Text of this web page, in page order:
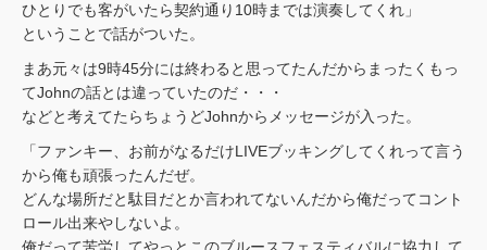
ひとりでも客がいたら契約通り10時までは演奏してくれ」
ということで話がついた。
まあ元々は9時45分には終わると思ってたんだからまったくもっ
てJohnの話とは違っていたのだ・・・
などと考えてたらちょうどJohnからメッセージが入った。
「ファンキー、お前がなるだけLIVEブッキングしてくれって言う
から俺も頑張ったんだぜ。
どんな場所だと駄目だとか言われてないんだから俺だってコント
ロール出来やしないよ。